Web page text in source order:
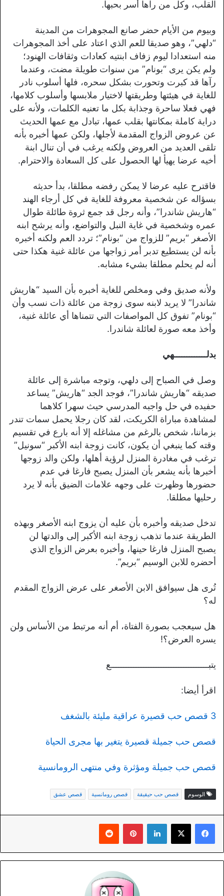
القلب، وكل من رآها أسر بحبها.
وبيوم من الأيام حضر صانع المجوهرات من المدينة
“دلهي”، وهو صديقا للعم الذي اعتاد على أخذ المجوهرات
منه استعدادا ليوم زفاف ابنتيه كعادات وثقافات الهنود؛
ولم يكن يرى “بونام” من سنوات طويلة مضت، وعندما
رآها قد كبرت وتحورت بشكل سحره، فلها أسلوب نادر
للغاية في هيئتها وطريقتها لاختيار ملابسها وأسلوب كلامها،
فهي فعلا ساحرة وجذابة بكل ما تعنيه الكلمات، ولأنه على
دراية كاملة بمكانتها بقلب عمها، تبادل مع عمها الحديث
عن عروض الزواج المقدمة لأجلها، ولكن عمها أخبره بأنه
تلقى العديد من العروض ولكنه يرغب في أن تنال ابنة
أخيه عرضا يهيأ لها الحصول على كل السعادة والاحترام.
فاقترح عليه عرضا لا يمكن رفضه مطلقا، بدأ حديثه
بسؤاله عن شخصية معروفة للغاية في كل أرجاء الهند
“هاريش شاندرا”، وأنه رجل قد جمع ثروة طائلة طوال
عمره وشخصية في غاية النبل والتواضع، وأنه يرشح ابنه
الأصغر “بريم” للزواج من “بونام”؛ تردد العم ولكنه أخبره
بأنه لن يستطيع تدبر أمر زواجها من عائلة غنية هكذا حتى
أنه لم يحلم مطلقا بشيء مشابه.
ولأنه صديق وفي ومخلص للغاية أخبره بأن السيد “هاريش
شاندرا” لا يريد لابنه سوى زوجة من عائلة ذات نسب وأن
“بونام” تفوق كل المواصفات التي تتمناها أي عائلة غنية،
وأخذ معه صورة لعائلة شاندرا.
بدلـــــــــــــهي
وصل في الصباح إلى دلهي، وتوجه مباشرة إلى عائلة
صديقه “هاريش شاندرا”، فوجد الجد “هاريش” يساعد
حفيده في حل واجبه المدرسي حيث سهرا كلاهما
لمشاهدة مباراة الكريكت، لقد كان رجلا يحمل سمات تندر
بزماننا، شخص بالرغم من مشاغله إلا أنه بارع في تقسيم
وقته كما ينبغي أن يكون، كانت زوجة ابنه الأكبر “سونيل”
ترغب في مغادرة المنزل لرؤية أهلها، ولكن والد زوجها
أخبرها بأنه يشعر بأن المنزل يصبح فارغا في عدم
حضورها وظهرت على وجهه علامات الضيق بأنه لا يرد
رحليها مطلقا.
تدخل صديقه وأخبره بأن عليه أن يزوج ابنه الأصغر وبهذه
الطريقة عندما تذهب زوجة ابنه الأكبر إلى والدتها لن
يصبح المنزل فارغا حينها، وأخبره بعرض الزواج الذي
أحضره للابن الوسيم “بريم”.
تُرى هل سيوافق الابن الأصغر على عرض الزواج المقدم
له؟
هل سيعجب بصورة الفتاة، أم أنه مرتبط من الأساس ولن
يسره العرض؟!
يتبـــــــــــــــــــــــــــــــــــــــع
اقرأ أيضا:
3 قصص حب قصيرة عراقية مليئة بالشغف
قصص حب جميلة قصيرة يتغير بها مجرى الحياة
قصص حب جميلة ومؤثرة وفي منتهى الرومانسية
الوسوم قصص حب حيقيقة قصص رومانسية قصص عشق
لينكدإن بينتيريست